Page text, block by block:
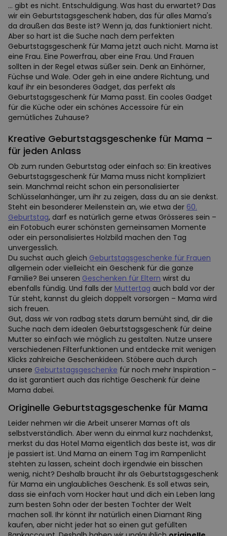
... gibt es nicht. Entschuldigung. Was hast du erwartet? Das
wir ein Geburtstagsgeschenk haben, das für alles Mama's
da draußen das Beste ist? Wenn ja, das funktioniert nicht.
Aber so hart ist die Suche nach dem perfekten
Geburtstagsgeschenk für Mama jetzt auch nicht. Mama ist
eine Frau. Eine Powerfrau, aber eine Frau. Und Frauen
sollten in der Regel etwas süßer sein. Denk an Einhörner,
Füchse und Wale. Oder geh in eine andere Richtung, und
kauf ihr ein besonderes Gadget, das perfekt als
Geburtstagsgeschenk für Mama passt. Ein cooles Gadget
für die Küche oder ein schönes Accessoire für ein
gemütliches Zuhause?
Kreative Geburtstagsgeschenke für Mama –
für jeden Anlass
Ob zum runden Geburtstag oder einfach so: Ein kreatives
Geburtstagsgeschenk für Mama muss nicht kompliziert
sein. Manchmal reicht schon ein personalisierter
Schlüsselanhänger, um ihr zu zeigen, dass du an sie denkst.
Steht ein besonderer Meilenstein an, wie etwa der 60.
Geburtstag, darf es natürlich gerne etwas Grösseres sein –
ein Fotobuch eurer schönsten gemeinsamen Momente
oder ein personalisiertes Holzbild machen den Tag
unvergesslich.
Du suchst auch gleich Geburtstagsgeschenke für Frauen
allgemein oder vielleicht ein Geschenk für die ganze
Familie? Bei unseren Geschenken für Eltern wirst du
ebenfalls fündig. Und falls der Muttertag auch bald vor der
Tür steht, kannst du gleich doppelt vorsorgen – Mama wird
sich freuen.
Gut, dass wir von radbag stets darum bemüht sind, dir die
Suche nach dem idealen Geburtstagsgeschenk für deine
Mutter so einfach wie möglich zu gestalten. Nutze unsere
verschiedenen Filterfunktionen und entdecke mit wenigen
Klicks zahlreiche Geschenkideen. Stöbere auch durch
unsere Geburtstagsgeschenke für noch mehr Inspiration –
da ist garantiert auch das richtige Geschenk für deine
Mama dabei.
Originelle Geburtstagsgeschenke für Mama
Leider nehmen wir die Arbeit unserer Mamas oft als
selbstverständlich. Aber wenn du einmal kurz nachdenkst,
merkst du das Hotel Mama eigentlich das beste ist, was dir
je passiert ist. Und Mama an einem Tag im Rampenlicht
stehten zu lassen, scheint doch irgendwie ein bisschen
wenig, nicht? Deshalb braucht ihr als Geburtstagsgeschenk
für Mama ein unglaubliches Geschenk. Es soll etwas sein,
dass sie einfach vom Hocker haut und dich ein Leben lang
zum besten Sohn oder der besten Tochter der Welt
machen soll. Ihr könnt ihr natürlich einen Diamant Ring
kaufen, aber nicht jeder hat so einen gut gefüllten